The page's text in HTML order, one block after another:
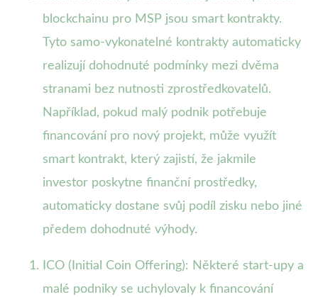
blockchainu pro MSP jsou smart kontrakty.
Tyto samo-vykonatelné kontrakty automaticky
realizují dohodnuté podmínky mezi dvěma
stranami bez nutnosti zprostředkovatelů.
Například, pokud malý podnik potřebuje
financování pro nový projekt, může využít
smart kontrakt, který zajistí, že jakmile
investor poskytne finanční prostředky,
automaticky dostane svůj podíl zisku nebo jiné
předem dohodnuté výhody.
ICO (Initial Coin Offering): Některé start-upy a
malé podniky se uchylovaly k financování